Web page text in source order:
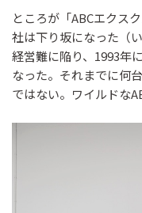
ところが「ABCエクス
社は下り坂になった（
経営難に陥り、1993年
なった。それまでに何
ではない。ワイルドな